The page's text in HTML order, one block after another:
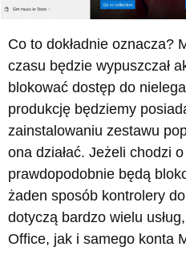
Co to dokładnie oznacza?
czasu będzie wypuszczał
blokować dostęp do
produkcję będziemy
zainstalowaniu zestawu
ona działać. Jeżeli chodzi
prawdopodobnie będą
żaden sposób kontrolery
dotyczą bardzo wielu
Office, jak i samego konta